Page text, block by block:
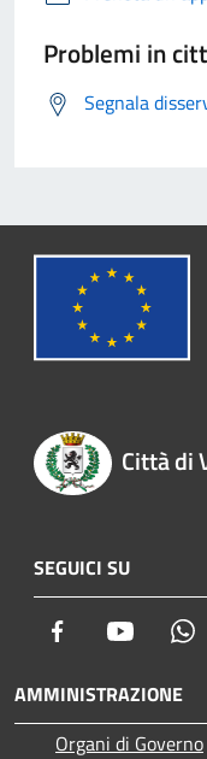
Problemi in
Segnala
Città di
SEGUICI SU
Facebook Youtube
AMMINISTRAZIONE
Organi di Governo